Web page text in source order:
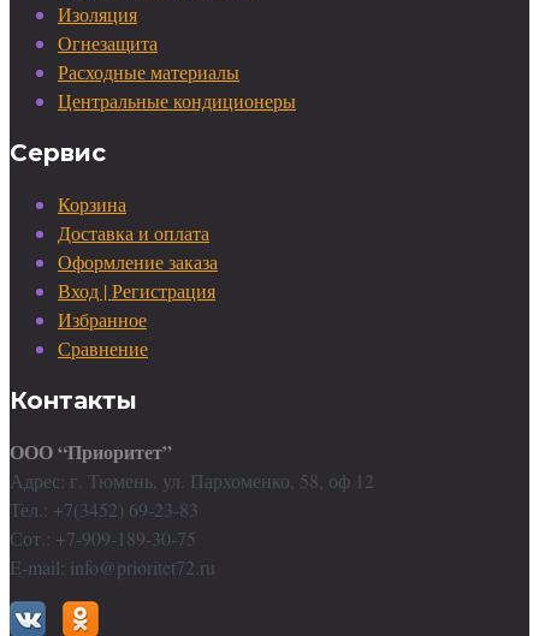
Изоляция
Огнезащита
Расходные материалы
Центральные кондиционеры
Сервис
Корзина
Доставка и оплата
Оформление заказа
Вход | Регистрация
Избранное
Сравнение
Контакты
ООО “Приоритет”
Адрес: г. Тюмень, ул. Пархоменко, 58, оф 12
Тел.: +7(3452) 69-23-83
Сот.: +7-909-189-30-75
E-mail: info@prioritet72.ru